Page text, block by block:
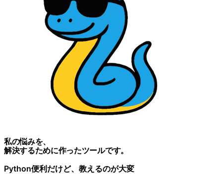
私の悩みを、
解決するために作ったツールです。
Python便利だけど、教えるのが大変